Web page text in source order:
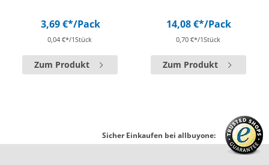
3,69 €*/Pack
0,04 €*/1Stück
Zum Produkt
14,08 €*/Pack
0,70 €*/1Stück
Zum Produkt
Sicher Einkaufen bei allbuyone: